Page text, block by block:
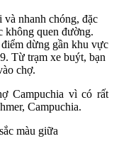
nhanh chóng, đặc
không quen đường.
dừng gần khu vực
Từ trạm xe buýt, bạn
chợ.
Campuchia vì có rất
Campuchia.